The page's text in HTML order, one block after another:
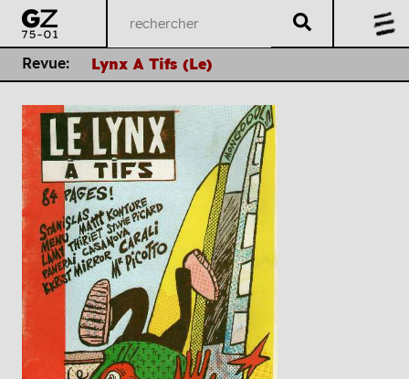
Revue: Lynx A Tifs (Le)